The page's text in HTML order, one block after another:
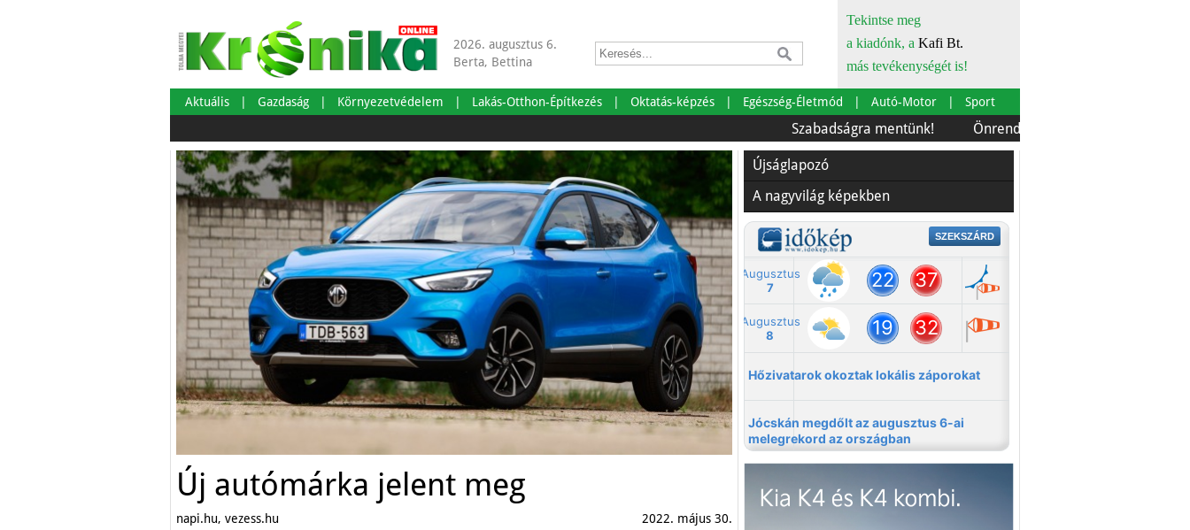
2026. augusztus 6.
Berta, Bettina
Tekintse meg
a kiadónk, a Kafi Bt.
más tevékenységét is!
Aktuális Gazdaság Környezetvédelem Lakás-Otthon-Építkezés Oktatás-képzés Egészség-Életmód Autó-Motor Sport
Szabadságra mentünk! Önrendelkezés és szürkebarát
Új autómárka jelent meg
napi.hu, vezess.hu 2022. május 30.
Újságlapozó
A nagyvilág képekben